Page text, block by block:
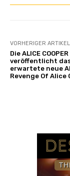
VORHERIGER ARTIKEL
Die ALICE COOPER
veröffentlicht
erwartete neue
Revenge Of Alice